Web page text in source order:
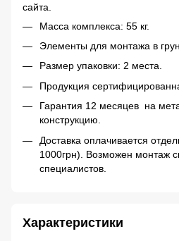
сайта.
Масса комплекса: 55 кг.
Элементы для монтажа в
Размер упаковки: 2 места.
Продукция
Гарантия 12 месяцев на
конструкцию.
Доставка оплачивается
1000грн). Возможен монтаж
специалистов.
Характеристики